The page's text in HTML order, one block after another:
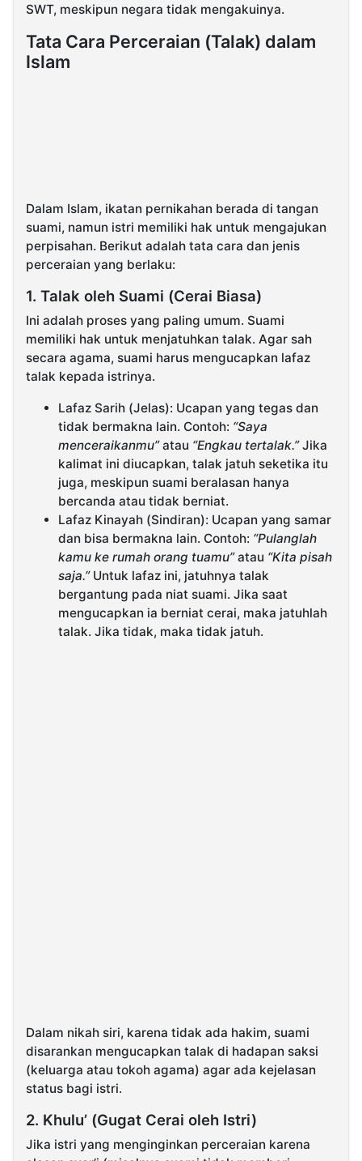
SWT, meskipun negara tidak mengakuinya.
Tata Cara Perceraian (Talak) dalam
Islam
Dalam Islam, ikatan pernikahan berada di tangan
suami, namun istri memiliki hak untuk mengajukan
perpisahan. Berikut adalah tata cara dan jenis
perceraian yang berlaku:
1. Talak oleh Suami (Cerai Biasa)
Ini adalah proses yang paling umum. Suami
memiliki hak untuk menjatuhkan talak. Agar sah
secara agama, suami harus mengucapkan lafaz
talak kepada istrinya.
Lafaz Sarih (Jelas): Ucapan yang tegas dan
tidak bermakna lain. Contoh: “Saya
menceraikanmu”atau “Engkau tertalak.”Jika
kalimat ini diucapkan, talak jatuh seketika itu
juga, meskipun suami beralasan hanya
bercanda atau tidak berniat.
Lafaz Kinayah (Sindiran): Ucapan yang samar
dan bisa bermakna lain. Contoh: “Pulanglah
kamu ke rumah orang tuamu”atau “Kita pisah
saja.”Untuk lafaz ini, jatuhnya talak
bergantung pada niat suami. Jika saat
mengucapkan ia berniat cerai, maka jatuhlah
talak. Jika tidak, maka tidak jatuh.
Dalam nikah siri, karena tidak ada hakim, suami
disarankan mengucapkan talak di hadapan saksi
(keluarga atau tokoh agama) agar ada kejelasan
status bagi istri.
2. Khulu’ (Gugat Cerai oleh Istri)
Jika istri yang menginginkan perceraian karena